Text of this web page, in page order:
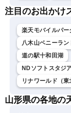
注目のお出かけ
楽天モバイルパー
八木山ベニーラン
道の駅十和田湖
NDソフトスタジ
リナワールド（東
山形県の各地の